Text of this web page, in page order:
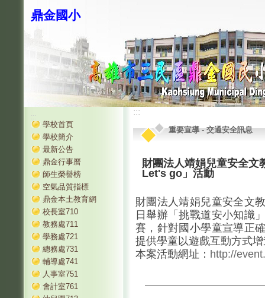
鼎金國小
:::
學校首頁
學校簡介
最新公告
鼎金行事曆
師生榮譽榜
空氣品質指標
鼎金本土教育網
校長室710
教務處711
學務處721
總務處731
輔導處741
人事室751
會計室761
:::
重要宣導-交通安全訊息
財團法人靖娟兒童安全文
Let's go」活動
財團法人靖娟兒童安全文
日舉辦「挑戰道安小知識
賽，針對國小學童宣導正
提供學童以遊戲互動方式
本案活動網址： http://